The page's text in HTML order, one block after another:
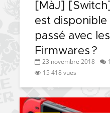
[MàJ]
est disponible
passé avec
Firmwares ?
23 novembre 2018
15 418 vues